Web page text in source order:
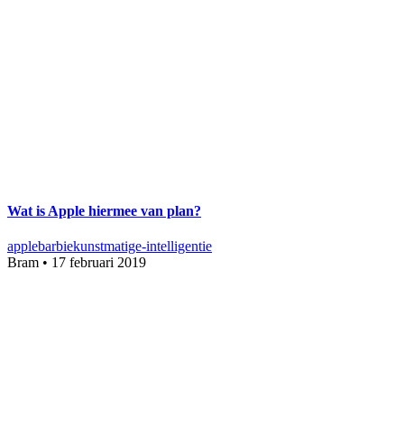
Wat is Apple hiermee van plan?
applebarbiekunstmatige-intelligentie
Bram • 17 februari 2019